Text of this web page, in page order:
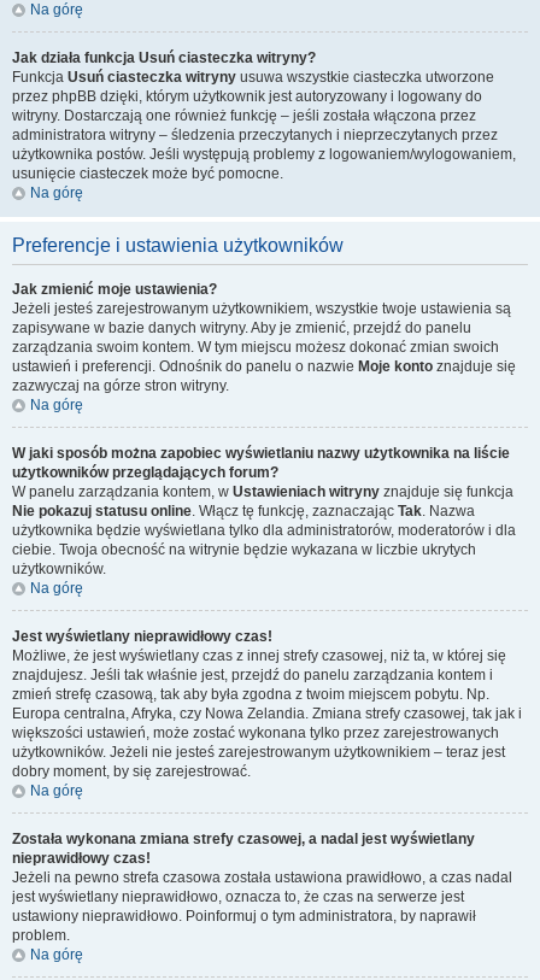
Na górę
Jak działa funkcja Usuń ciasteczka witryny?
Funkcja Usuń ciasteczka witryny usuwa wszystkie ciasteczka utworzone
przez phpBB dzięki, którym użytkownik jest autoryzowany i logowany do
witryny. Dostarczają one również funkcję – jeśli została włączona przez
administratora witryny – śledzenia przeczytanych i nieprzeczytanych przez
użytkownika postów. Jeśli występują problemy z logowaniem/wylogowaniem,
usunięcie ciasteczek może być pomocne.
Na górę
Preferencje i ustawienia użytkowników
Jak zmienić moje ustawienia?
Jeżeli jesteś zarejestrowanym użytkownikiem, wszystkie twoje ustawienia są
zapisywane w bazie danych witryny. Aby je zmienić, przejdź do panelu
zarządzania swoim kontem. W tym miejscu możesz dokonać zmian swoich
ustawień i preferencji. Odnośnik do panelu o nazwie Moje konto znajduje się
zazwyczaj na górze stron witryny.
Na górę
W jaki sposób można zapobiec wyświetlaniu nazwy użytkownika na liście
użytkowników przeglądających forum?
W panelu zarządzania kontem, w Ustawieniach witryny znajduje się funkcja
Nie pokazuj statusu online. Włącz tę funkcję, zaznaczając Tak. Nazwa
użytkownika będzie wyświetlana tylko dla administratorów, moderatorów i dla
ciebie. Twoja obecność na witrynie będzie wykazana w liczbie ukrytych
użytkowników.
Na górę
Jest wyświetlany nieprawidłowy czas!
Możliwe, że jest wyświetlany czas z innej strefy czasowej, niż ta, w której się
znajdujesz. Jeśli tak właśnie jest, przejdź do panelu zarządzania kontem i
zmień strefę czasową, tak aby była zgodna z twoim miejscem pobytu. Np.
Europa centralna, Afryka, czy Nowa Zelandia. Zmiana strefy czasowej, tak jak i
większości ustawień, może zostać wykonana tylko przez zarejestrowanych
użytkowników. Jeżeli nie jesteś zarejestrowanym użytkownikiem – teraz jest
dobry moment, by się zarejestrować.
Na górę
Została wykonana zmiana strefy czasowej, a nadal jest wyświetlany
nieprawidłowy czas!
Jeżeli na pewno strefa czasowa została ustawiona prawidłowo, a czas nadal
jest wyświetlany nieprawidłowo, oznacza to, że czas na serwerze jest
ustawiony nieprawidłowo. Poinformuj o tym administratora, by naprawił
problem.
Na górę